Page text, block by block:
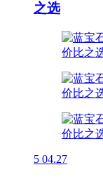
之选
5 04.27